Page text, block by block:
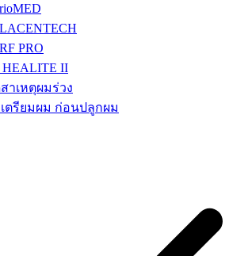
PRO
HEALITE II
าเหตุผมร่วง
ตรียมผม ก่อนปลูกผม